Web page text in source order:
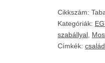
Cikkszám:
Kategóriák:
szabállyal
Címkék: